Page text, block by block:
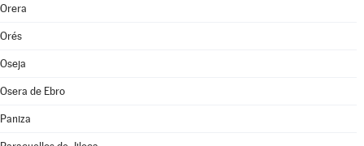
Orera
Orés
Oseja
Osera de Ebro
Paniza